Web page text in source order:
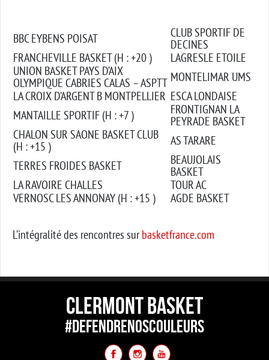
BBC EYBENS POISAT
CLUB SPORTIF DE
DECINES
FRANCHEVILLE BASKET (H : +20 )
LAGRESLE ETOILE
UNION BASKET PAYS D’AIX
OLYMPIQUE CABRIES CALAS – ASPTT MONTELIMAR UMS
LA CROIX D’ARGENT B MONTPELLIER ESCA LONDAISE
MANTAILLE SPORTIF (H : +7 )
FRONTIGNAN LA
PEYRADE BASKET
CHALON SUR SAONE BASKET CLUB
(H : +15 )
AS TARARE
TERRES FROIDES BASKET
BEAUJOLAIS
BASKET
LA RAVOIRE CHALLES
TOUR AC
VERNOSC LES ANNONAY (H : +15 )
AGDE BASKET
L’intégralité des rencontres surbasketfrance.com
CLERMONT BASKET
#DEFENDRENOSCOULEURS